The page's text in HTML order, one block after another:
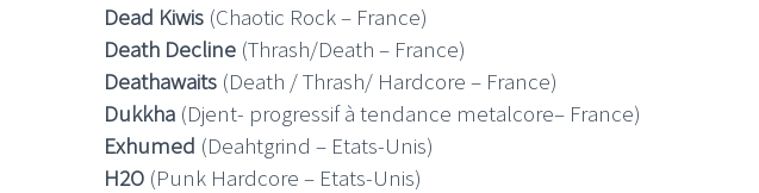
Dead Kiwis (Chaotic Rock – France)
Death Decline (Thrash/Death – France)
Deathawaits (Death / Thrash/ Hardcore – France)
Dukkha (Djent- progressif à tendance metalcore– France)
Exhumed (Deahtgrind – Etats-Unis)
H2O (Punk Hardcore – Etats-Unis)